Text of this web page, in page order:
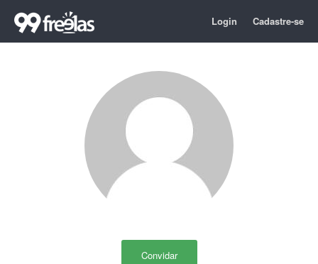
Login Cadastre-se
Convidar